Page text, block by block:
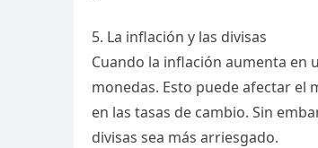
5. La inflación y las divisas
Cuando la inflación aumenta en
monedas. Esto puede afectar el
en las tasas de cambio. Sin
divisas sea más arriesgado.